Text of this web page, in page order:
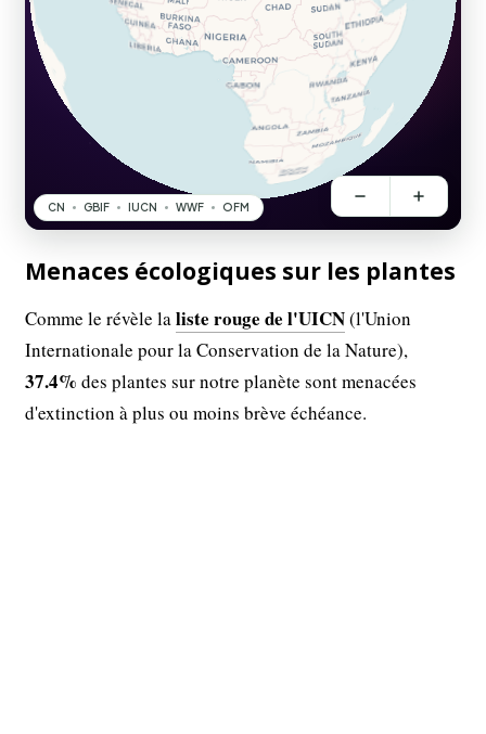
Menaces écologiques sur les plantes
Comme le révèle laliste rouge de l'UICN(l'Union
Internationale pour la Conservation de la Nature),
37.4% des plantes sur notre planète sont menacées
d'extinction à plus ou moins brève échéance.